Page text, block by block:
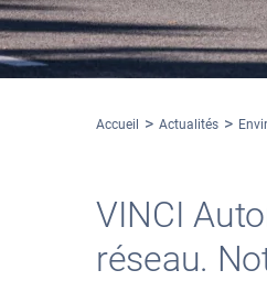
Accueil Actualités
VINCI
réseau.